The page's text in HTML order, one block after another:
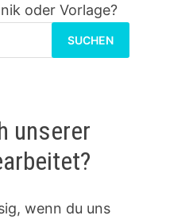
oder Vorlage?
nach:
unserer
wenn du uns